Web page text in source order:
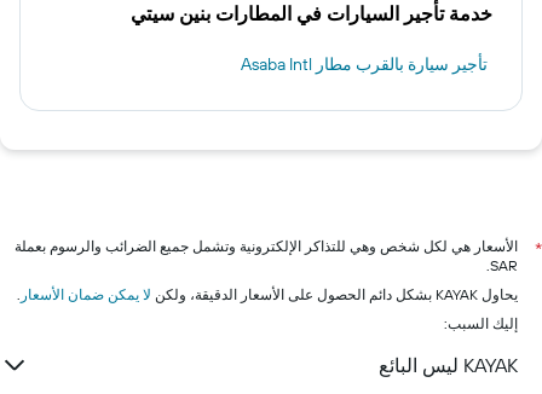
خدمة تأجير السيارات في المطارات بنين سيتي
تأجير سيارة بالقرب مطار Asaba Intl
*
الأسعار هي لكل شخص وهي للتذاكر الإلكترونية وتشمل جميع الضرائب والرسوم بعملة
SAR.
يحاول KAYAK بشكل دائم الحصول على الأسعار الدقيقة، ولكن
لا يمكن ضمان الأسعار .
إليك السبب:
KAYAK ليس البائع